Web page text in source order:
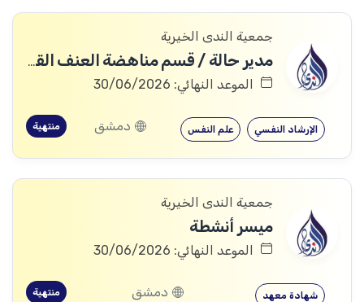
جمعية الندى الخيرية
مدير حالة / قسم مناهضة العنف القائم على النوع الاجتماعي
الموعد النهائي: 30/06/2026
علم النفس الإرشاد النفسي دمشق منتهية
جمعية الندى الخيرية
ميسر أنشطة
الموعد النهائي: 30/06/2026
شهادة معهد دمشق منتهية